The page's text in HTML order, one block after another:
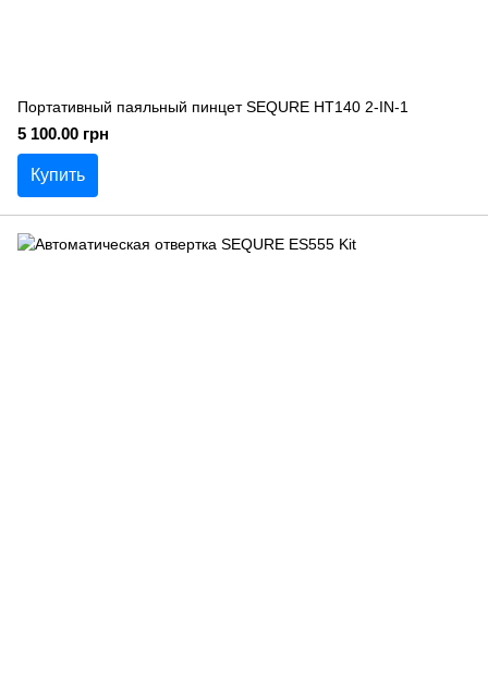
Портативный паяльный пинцет SEQURE HT140 2-IN-1
5 100.00 грн
Купить